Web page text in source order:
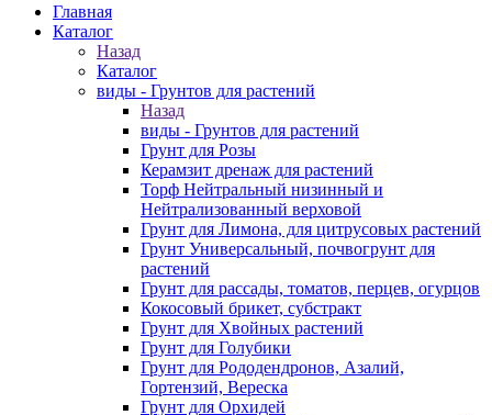
Главная
Каталог
Назад
Каталог
виды - Грунтов для растений
Назад
виды - Грунтов для растений
Грунт для Розы
Керамзит дренаж для растений
Торф Нейтральный низинный и
Нейтрализованный верховой
Грунт для Лимона, для цитрусовых растений
Грунт Универсальный, почвогрунт для
растений
Грунт для рассады, томатов, перцев, огурцов
Кокосовый брикет, субстракт
Грунт для Хвойных растений
Грунт для Голубики
Грунт для Рододендронов, Азалий,
Гортензий, Вереска
Грунт для Орхидей